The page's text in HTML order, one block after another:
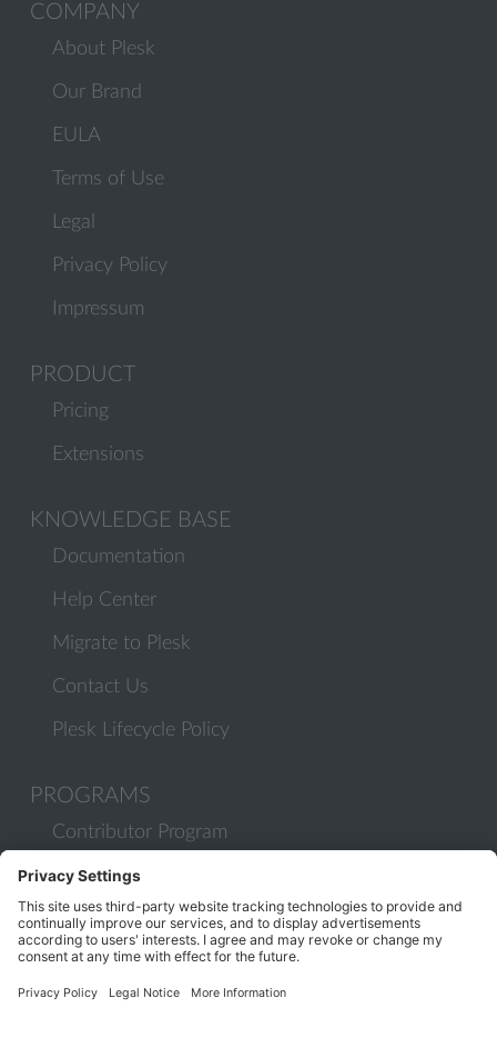
COMPANY
About Plesk
Our Brand
EULA
Terms of Use
Legal
Privacy Policy
Impressum
PRODUCT
Pricing
Extensions
KNOWLEDGE BASE
Documentation
Help Center
Migrate to Plesk
Contact Us
Plesk Lifecycle Policy
PROGRAMS
Contributor Program
Partner Program
COMMUNITY